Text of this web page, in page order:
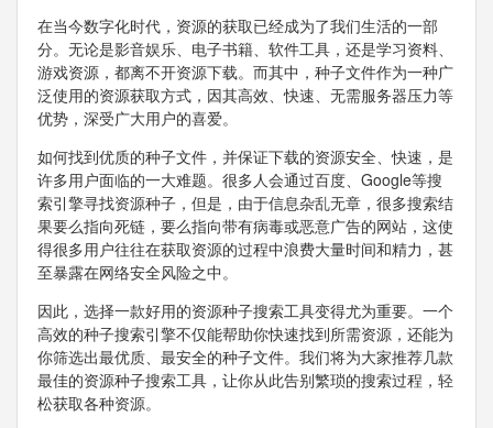
在当今数字化时代，资源的获取已经成为了我们生活的一部
分。无论是影音娱乐、电子书籍、软件工具，还是学习资料、
游戏资源，都离不开资源下载。而其中，种子文件作为一种广
泛使用的资源获取方式，因其高效、快速、无需服务器压力等
优势，深受广大用户的喜爱。
如何找到优质的种子文件，并保证下载的资源安全、快速，是
许多用户面临的一大难题。很多人会通过百度、Google等搜
索引擎寻找资源种子，但是，由于信息杂乱无章，很多搜索结
果要么指向死链，要么指向带有病毒或恶意广告的网站，这使
得很多用户往往在获取资源的过程中浪费大量时间和精力，甚
至暴露在网络安全风险之中。
因此，选择一款好用的资源种子搜索工具变得尤为重要。一个
高效的种子搜索引擎不仅能帮助你快速找到所需资源，还能为
你筛选出最优质、最安全的种子文件。我们将为大家推荐几款
最佳的资源种子搜索工具，让你从此告别繁琐的搜索过程，轻
松获取各种资源。